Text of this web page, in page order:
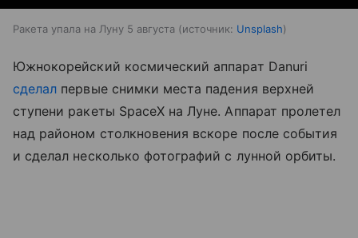
Ракета упала на Луну 5 августа источник: Unsplash
Южнокорейский космический аппарат Danuri
сделал первые снимки места падения верхней
ступени ракеты SpaceX на Луне. Аппарат пролетел
над районом столкновения вскоре после события
и сделал несколько фотографий с лунной орбиты.